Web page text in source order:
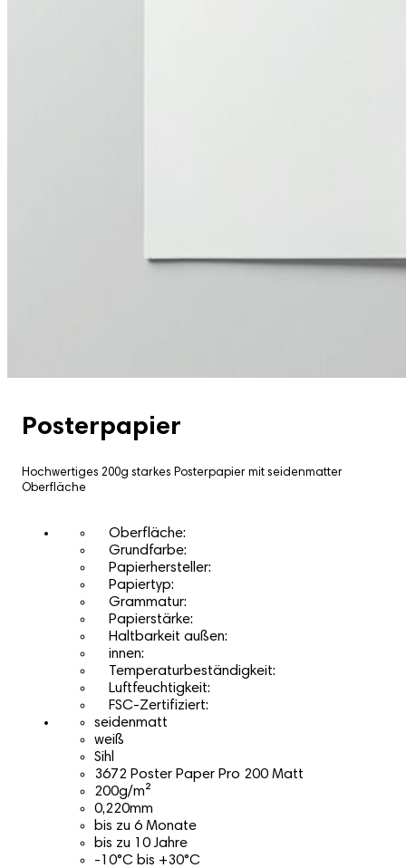
Posterpapier
Hochwertiges 200g starkes Posterpapier mit seidenmatter
Oberfläche
Oberfläche:
Grundfarbe:
Papierhersteller:
Papiertyp:
Grammatur:
Papierstärke:
Haltbarkeit außen:
innen:
Temperaturbeständigkeit:
Luftfeuchtigkeit:
FSC-Zertifiziert:
seidenmatt
weiß
Sihl
3672 Poster Paper Pro 200 Matt
200g/m²
0,220mm
bis zu 6 Monate
bis zu 10 Jahre
-10°C bis +30°C